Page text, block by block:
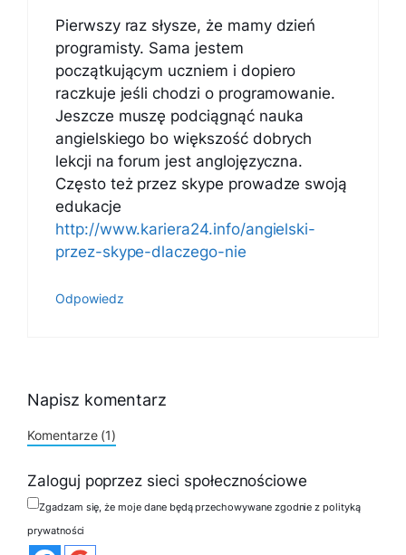
Pierwszy raz słysze, że mamy dzień
programisty. Sama jestem
początkującym uczniem i dopiero
raczkuje jeśli chodzi o programowanie.
Jeszcze muszę podciągnąć nauka
angielskiego bo większość dobrych
lekcji na forum jest anglojęzyczna.
Często też przez skype prowadze swoją
edukacje
http://www.kariera24.info/angielski-
przez-skype-dlaczego-nie
Odpowiedz
Napisz komentarz
Komentarze (1)
Zaloguj poprzez sieci społecznościowe
Zgadzam się, że moje dane będą przechowywane zgodnie z polityką
prywatności